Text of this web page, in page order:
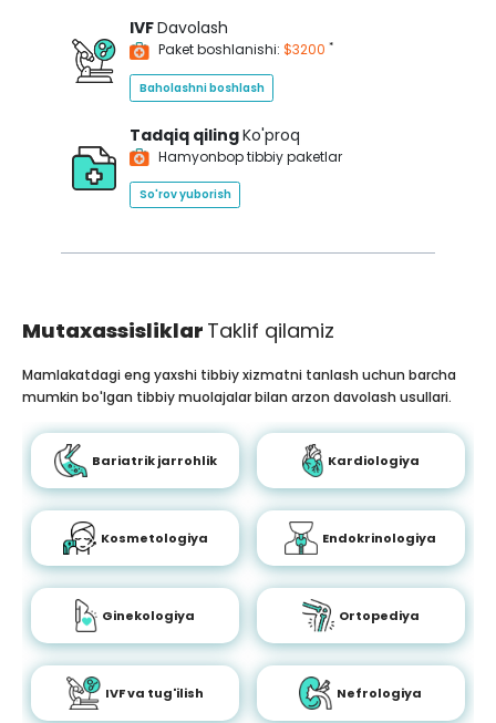
IVFDavolash
Paket boshlanishi: $3200 *
Baholashni boshlash
Tadqiq qilingKo'proq
Hamyonbop tibbiy paketlar
So'rov yuborish
Mutaxassisliklar Taklif qilamiz
Mamlakatdagi eng yaxshi tibbiy xizmatni tanlash uchun barcha
mumkin bo'lgan tibbiy muolajalar bilan arzon davolash usullari.
Bariatrik jarrohlik Kardiologiya
Kosmetologiya Endokrinologiya
Ginekologiya Ortopediya
IVF va tug'ilish Nefrologiya